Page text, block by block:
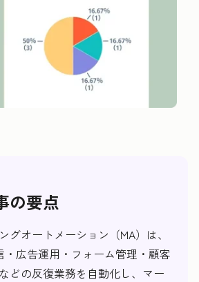
の要点
グオートメーション（MA）は、
・広告運用・フォーム管理・顧客
どの反復業務を自動化し、マー